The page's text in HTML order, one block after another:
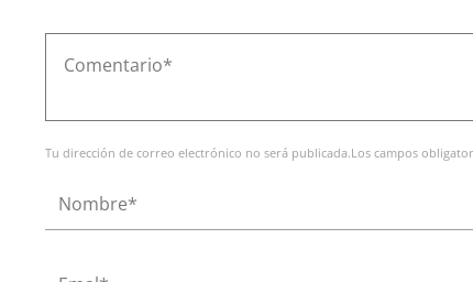
Tu dirección de correo electrónico no será publicada.Los campos